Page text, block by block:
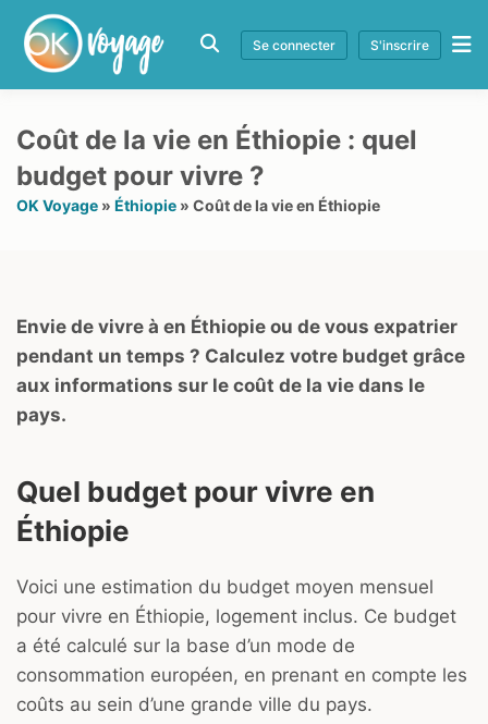
Se connecter S'inscrire
Coût de la vie en Éthiopie : quel
budget pour vivre ?
OK Voyage » Éthiopie » Coût de la vie en Éthiopie
Envie de vivre à en Éthiopie ou de vous expatrier
pendant un temps ? Calculez votre budget grâce
aux informations sur le coût de la vie dans le
pays.
Quel budget pour vivre en
Éthiopie
Voici une estimation du budget moyen mensuel
pour vivre en Éthiopie, logement inclus. Ce budget
a été calculé sur la base d’un mode de
consommation européen, en prenant en compte les
coûts au sein d’une grande ville du pays.